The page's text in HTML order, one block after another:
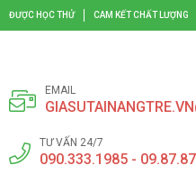
ĐƯỢC HỌC THỬ CAM KẾT CHẤT LƯỢNG
EMAIL
TƯ VẤN 24/7
090.333.1985 -